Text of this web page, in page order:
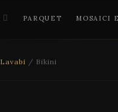
PARQUET MOSAICI
Lavabi / Bikini